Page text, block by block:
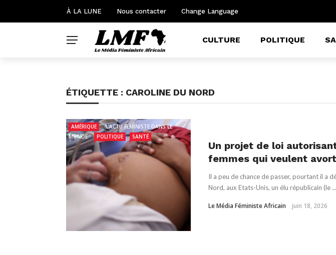
À LA LUNE Nous contacter Change Language
CULTURE POLITIQUE
ÉTIQUETTE : CAROLINE DU NORD
AMÉRIQUE
L'ACTU FÉMINISTE DANS LE
MONDE
POLITIQUE SANTÉ
Un projet de loi
femmes qui veulent
Il a peu de chance de passer, pourtant il a
Nord, aux Etats-Unis, un élu républicain (le ...
Le Média Féministe Africain juin 18, 2026